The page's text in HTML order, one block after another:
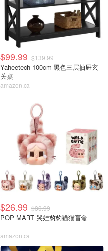
$99.99 $139.99
Yaheetech 100cm 黑色三层抽屉玄
关桌
amazon.ca
$26.99 $30.99
POP MART 哭娃豹豹猫猫盲盒
amazon.ca